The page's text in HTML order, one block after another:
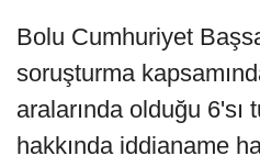
Bolu Cumhuriyet
soruşturma
aralarında olduğu 6'sı
hakkında iddianame